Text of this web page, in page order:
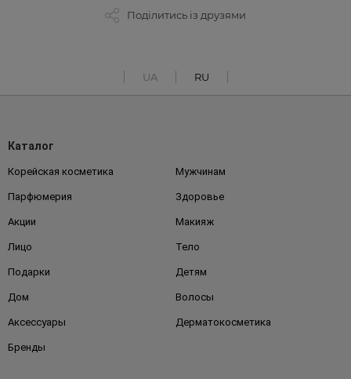
Поділитись із друзями
UA RU
Каталог
Корейская косметика Мужчинам
Парфюмерия Здоровье
Акции Макияж
Лицо Тело
Подарки Детям
Дом Волосы
Аксессуары Дерматокосметика
Бренды